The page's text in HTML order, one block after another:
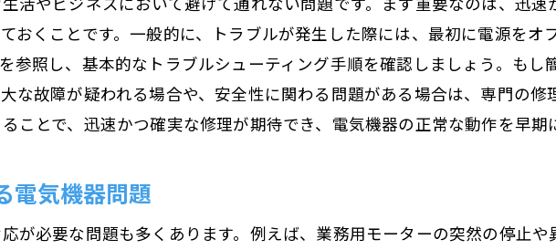
修理依頼の流れと手順
安心の料金体系と見積もり
問い合わせから修理完了までのフロー
お得なメンテナンスプランの紹介
信頼の修理実績とお客様の声
おくことです。一般的に、トラブルが発生した際には、最初に電源を
参照し、基本的なトラブルシューティング手順を確認しましょう。も
な故障が疑われる場合や、安全性に関わる問題がある場合は、専門の
ことで、迅速かつ確実な修理が期待でき、電気機器の正常な動作を早期
電気機器問題
が必要な問題も多くあります。例えば、業務用モーターの突然の停止